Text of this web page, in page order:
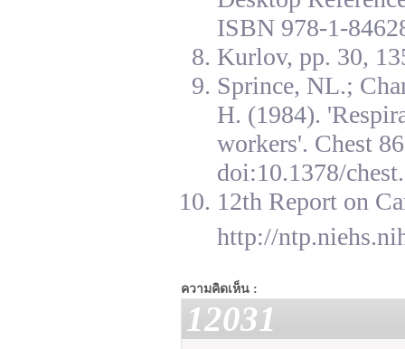
ISBN 978-1-
Kurlov, pp. 30,
Sprince, NL.;
H. (1984).
workers'. Chest
doi:10.1378/
12th Report on
http://
ความคิดเห็น :
12031